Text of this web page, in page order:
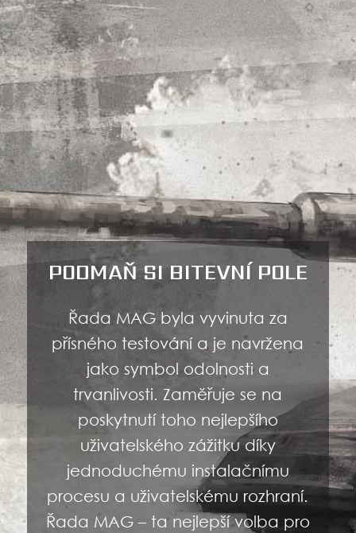
PODMAŇ SI BITEVNÍ POLE
Řada MAG byla vyvinuta za
přísného testování a je navržena
jako symbol odolnosti a
trvanlivosti. Zaměřuje se na
poskytnutí toho nejlepšího
uživatelského zážitku díky
jednoduchému instalačnímu
procesu a uživatelskému rozhraní.
Řada MAG – ta nejlepší volba pro